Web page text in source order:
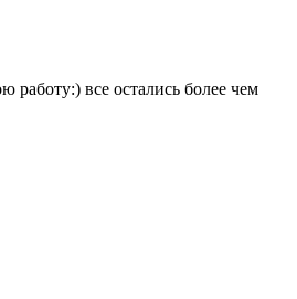
работу:) все остались более чем